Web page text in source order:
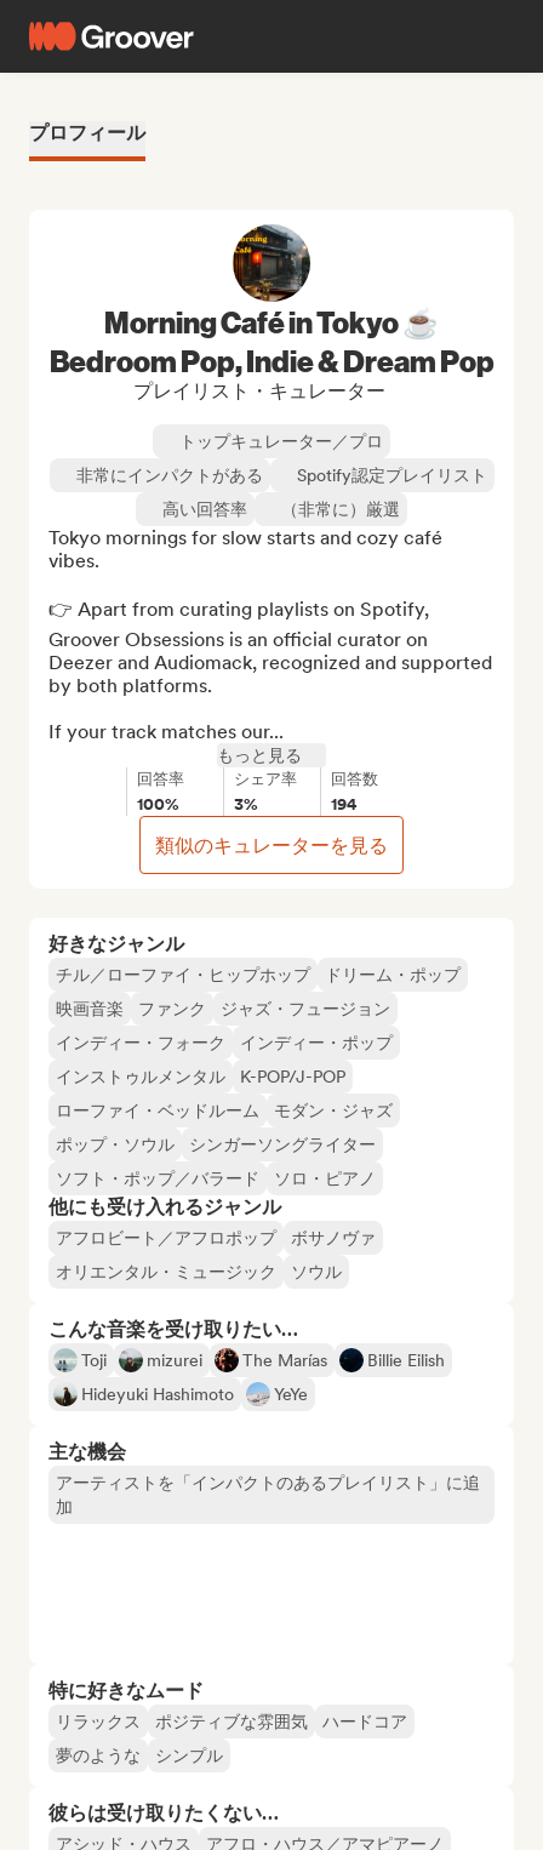
プロフィール
好きなジャンル
チル／ローファイ・ヒップホップ
ドリーム・ポップ
映画音楽
ファンク
ジャズ・フュージョン
インディー・フォーク
インディー・ポップ
インストゥルメンタル
K-POP/J-POP
ローファイ・ベッドルーム
モダン・ジャズ
ポップ・ソウル
シンガーソングライター
ソフト・ポップ／バラード
ソロ・ピアノ
他にも受け入れるジャンル
アフロビート／アフロポップ
ボサノヴァ
オリエンタル・ミュージック
ソウル
こんな音楽を受け取りたい…
Toji mizurei The Marías
Billie Eilish
Hideyuki Hashimoto
YeYe
主な機会
アーティストを「インパクトのあるプレイリスト」に追
加
特に好きなムード
リラックス ポジティブな雰囲気
ハードコア
夢のような
シンプル
彼らは受け取りたくない…
アシッド・ハウス
アフロ・ハウス／アマピアーノ
Morning Café in Tokyo ☕
Bedroom Pop, Indie & Dream Pop
プレイリスト・キュレーター
トップキュレーター／プロ
非常にインパクトがある
Spotify認定プレイリスト
高い回答率
（非常に）厳選
Tokyo mornings for slow starts and cozy café
vibes.
👉 Apart from curating playlists on Spotify,
Groover Obsessions is an official curator on
Deezer and Audiomack, recognized and supported
by both platforms.
If your track matches our...
もっと見る
回答率
100%
シェア率
3%
回答数
194
類似のキュレーターを見る